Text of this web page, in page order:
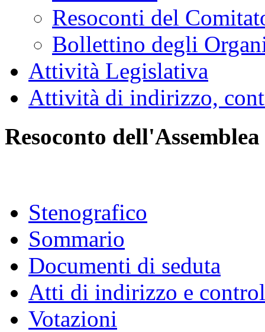
Resoconti del
Bollettino degli
Attività Legislativa
Attività di indirizzo,
Resoconto dell'Assemblea
Stenografico
Sommario
Documenti di seduta
Atti di indirizzo e
Votazioni